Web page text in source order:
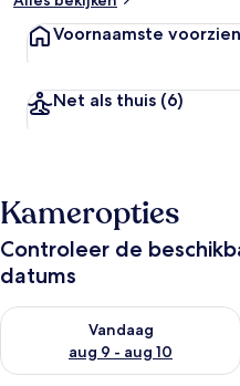
Voornaamste
Net als thuis (6)
Kameropties
Controleer de
datums
Vandaag
aug 9 - aug 10
De beschikbaarheid